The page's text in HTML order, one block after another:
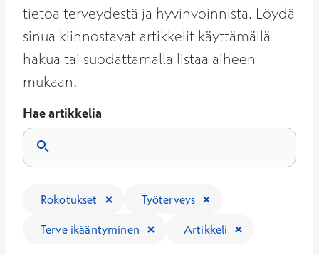
tietoa terveydestä ja hyvinvoinnista. Löydä
sinua kiinnostavat artikkelit käyttämällä
hakua tai suodattamalla listaa aiheen
mukaan.
Hae artikkelia
Rokotukset
Työterveys
Terve ikääntyminen Artikkeli